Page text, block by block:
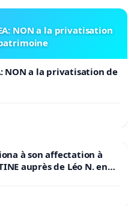
NON a la privatisation
NON a la privatisation de
à son affectation à
auprès de Léo N. en